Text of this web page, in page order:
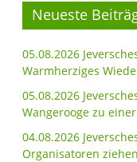
Neueste
05.08.2026
Warmherziges
05.08.2026
Wangerooge zu
04.08.2026
Organisatoren